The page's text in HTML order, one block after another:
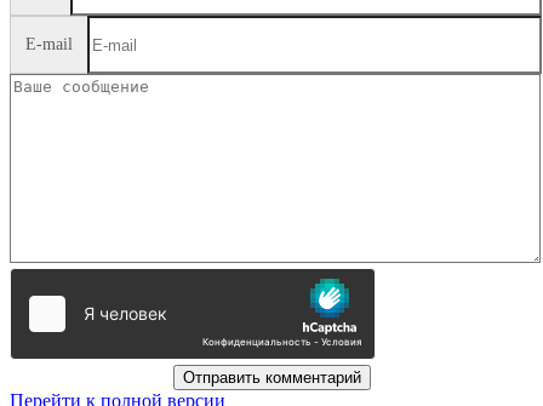
E-mail
Отправить комментарий
Перейти к полной версии